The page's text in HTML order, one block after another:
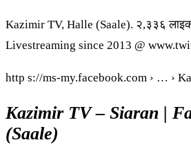
Kazimir TV, Halle (Saale). २,३३६
Livestreaming since 2013 @
http s://ms-my.facebook.com › … ›
Kazimir TV – Siaran |
(Saale)